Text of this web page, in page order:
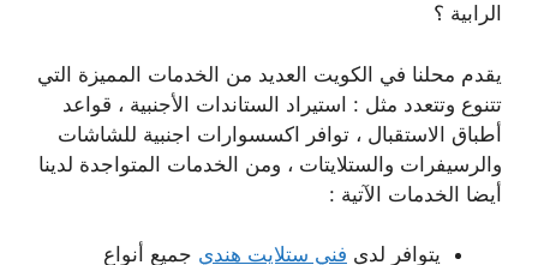
الرابية ؟
يقدم محلنا في الكويت العديد من الخدمات المميزة التي
تتنوع وتتعدد مثل : استيراد الستاندات الأجنبية ، قواعد
أطباق الاستقبال ، توافر اكسسوارات اجنبية للشاشات
والرسيفرات والستلايتات ، ومن الخدمات المتواجدة لدينا
أيضا الخدمات الآتية :
يتوافر لدى فني ستلايت هندي جميع أنواع